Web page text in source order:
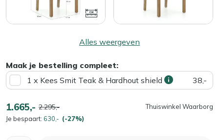
Alles weergeven
Maak je bestelling compleet:
1 x Kees Smit Teak & Hardhout shield
38,-
1.665,- 2.295,-
Je bespaart: 630,- (-27%)
Thuiswinkel Waarborg